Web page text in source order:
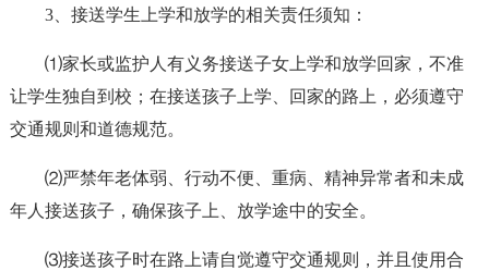
3、接送学生上学和放学的相关责任须知：
⑴家长或监护人有义务接送子女上学和放学回家，不准
让学生独自到校；在接送孩子上学、回家的路上，必须遵守
交通规则和道德规范。
⑵严禁年老体弱、行动不便、重病、精神异常者和未成
年人接送孩子，确保孩子上、放学途中的安全。
⑶接送孩子时在路上请自觉遵守交通规则，并且使用合